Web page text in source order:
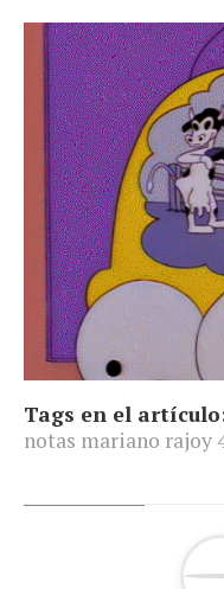
Tags en el
notas mariano rajoy